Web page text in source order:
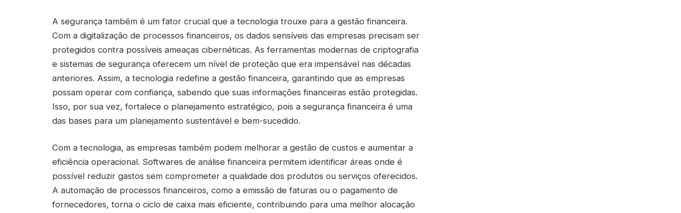
A segurança também é um fator crucial que a tecnologia trouxe para a gestão financeira.
Com a digitalização de processos financeiros, os dados sensíveis das empresas precisam ser
protegidos contra possíveis ameaças cibernéticas. As ferramentas modernas de criptografia
e sistemas de segurança oferecem um nível de proteção que era impensável nas décadas
anteriores. Assim, a tecnologia redefine a gestão financeira, garantindo que as empresas
possam operar com confiança, sabendo que suas informações financeiras estão protegidas.
Isso, por sua vez, fortalece o planejamento estratégico, pois a segurança financeira é uma
das bases para um planejamento sustentável e bem-sucedido.
Com a tecnologia, as empresas também podem melhorar a gestão de custos e aumentar a
eficiência operacional. Softwares de análise financeira permitem identificar áreas onde é
possível reduzir gastos sem comprometer a qualidade dos produtos ou serviços oferecidos.
A automação de processos financeiros, como a emissão de faturas ou o pagamento de
fornecedores, torna o ciclo de caixa mais eficiente, contribuindo para uma melhor alocação